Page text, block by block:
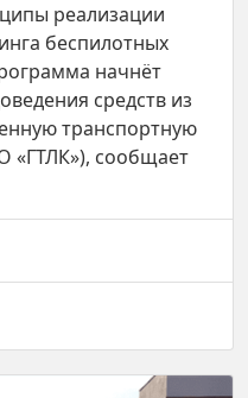
реализации
беспилотных
начнёт
средств из
транспортную
«ГТЛК»), сообщает